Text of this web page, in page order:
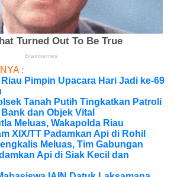
:
Pimpin Upacara Hari Jadi ke-69
Tanah Putih Tingkatkan Patroli
dan Objek Vital
Meluas, Wakapolda Riau
XIX/TT Padamkan Api di Rohil
Meluas, Tim Gabungan
Api di Siak Kecil dan